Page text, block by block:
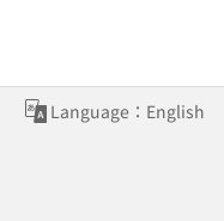
Language：English